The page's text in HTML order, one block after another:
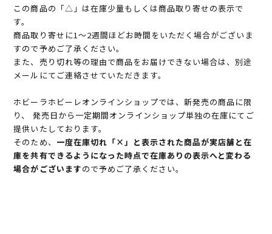
この商品の「△」は在庫少量もしくは商品取り寄せの表示で
す。
商品取り寄せに1～2週間ほどお時間をいただく場合がございま
すので予めご了承ください。
また、売り切れ等の理由で商品をお届けできない場合は、別途
メールにてご連絡させていただきます。
ホビーラホビーレオンラインショップでは、新発売の商品に限
り、 発売日から一定期間オンラインショップ単独の在庫にてご
提供いたしております。
そのため、 一度在庫切れ「×」と表示された商品が実店舗と在
庫を共有できるようになった時点で在庫ありの表示へと変わる
場合がございますので予めご了承ください。